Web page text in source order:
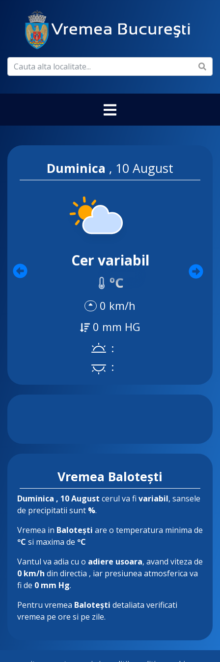
Duminica , 10 August
Cer variabil
ºC
0 km/h
0 mm HG
:
:
Vremea Balotești
Duminica , 10 August cerul va fi variabil, sansele
de precipitatii sunt %.
Vremea in Balotești are o temperatura minima de
ºC si maxima de ºC
Vantul va adia cu o adiere usoara, avand viteza de
0 km/h din directia , iar presiunea atmosferica va
fi de 0 mm Hg.
Pentru vremea Balotești detaliata verificati
vremea pe ore si pe zile.